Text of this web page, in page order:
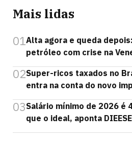
Mais lidas
01Alta agora e queda
petróleo com crise na
02Super-ricos taxados no
entra na conta do novo
03Salário mínimo de 2026 é
que o ideal, aponta DIEESE